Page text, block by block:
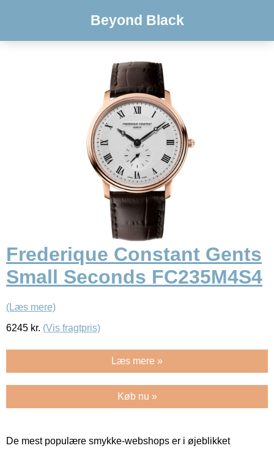
Beyond Black
Frederique Constant Gents
Small Seconds FC235M4S4
(Læs mere)
6245 kr. (Vis fragtpris)
Læs mere »
Køb nu »
De mest populære smykke-webshops er i øjeblikket